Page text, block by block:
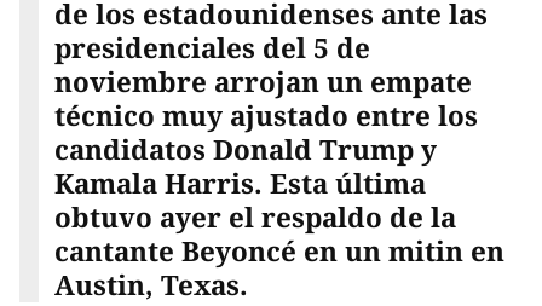
de los estadounidenses ante las
presidenciales del 5 de
noviembre arrojan un empate
técnico muy ajustado entre los
candidatos Donald Trump y
Kamala Harris. Esta última
obtuvo ayer el respaldo de la
cantante Beyoncé en un mitin en
Austin, Texas.